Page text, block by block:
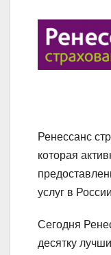
Ренессанс
которая
услуг в
Сегодня
десятку